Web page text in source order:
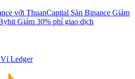
Sàn Binance Giảm
Giảm 30% phí giao dịch
Ví Ledger